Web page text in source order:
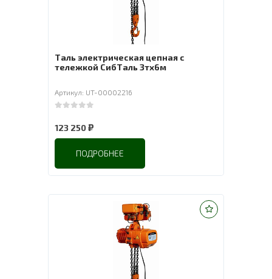
Таль электрическая цепная с
тележкой СибТаль 3тх6м
Артикул: UT-00002216
123 250₽
ПОДРОБНЕЕ